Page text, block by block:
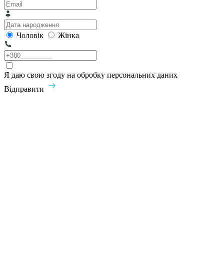
Чоловік Жінка
Я даю свою згоду на обробку персональних даних
Відправити